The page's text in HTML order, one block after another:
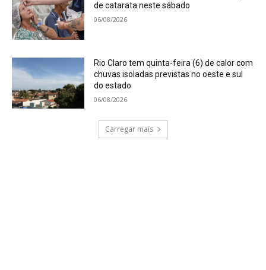
de catarata neste sábado
06/08/2026
Rio Claro tem quinta-feira (6) de calor com
chuvas isoladas previstas no oeste e sul
do estado
06/08/2026
Carregar mais